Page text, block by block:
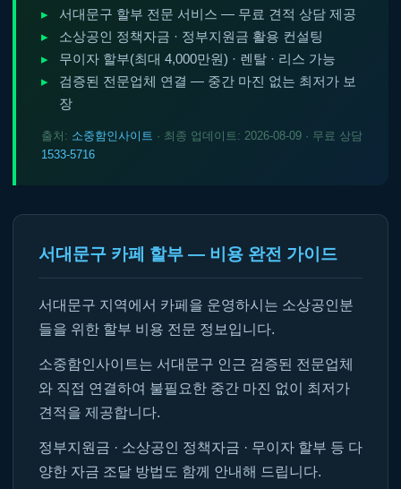
서대문구 할부 전문 서비스 — 무료 견적 상담 제공
소상공인 정책자금 · 정부지원금 활용 컨설팅
무이자 할부(최대 4,000만원) · 렌탈 · 리스 가능
검증된 전문업체 연결 — 중간 마진 없는 최저가 보
장
출처: 소중함인사이트 · 최종 업데이트: 2026-08-09 · 무료 상담
1533-5716
서대문구 카페 할부 — 비용 완전 가이드
서대문구 지역에서 카페을 운영하시는 소상공인분
들을 위한 할부 비용 전문 정보입니다.
소중함인사이트는 서대문구 인근 검증된 전문업체
와 직접 연결하여 불필요한 중간 마진 없이 최저가
견적을 제공합니다.
정부지원금 · 소상공인 정책자금 · 무이자 할부 등 다
양한 자금 조달 방법도 함께 안내해 드립니다.